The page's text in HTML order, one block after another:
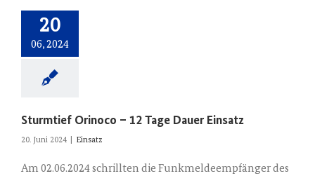
20
06, 2024
Sturmtief Orinoco – 12 Tage Dauer Einsatz
20. Juni 2024 Einsatz
Am 02.06.2024 schrillten die Funkmeldeempfänger des